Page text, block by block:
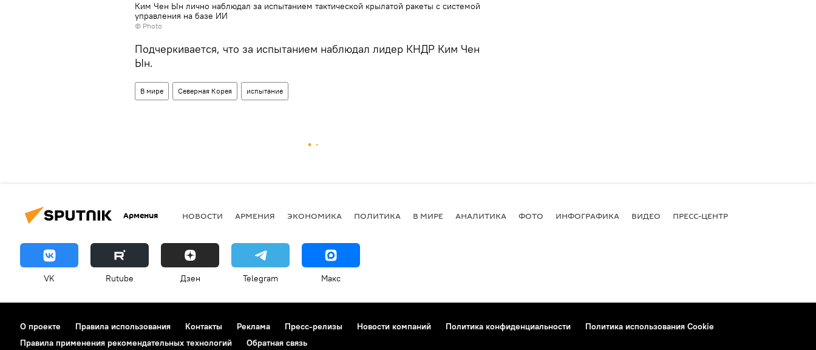
Ким Чен Ын лично наблюдал за испытанием тактической крылатой ракеты с системой
управления на базе ИИ
© Photo
Подчеркивается, что за испытанием наблюдал лидер КНДР Ким Чен
Ын.
В мире Северная Корея испытание
Армения НОВОСТИ АРМЕНИЯ ЭКОНОМИКА ПОЛИТИКА В МИРЕ АНАЛИТИКА ФОТО ИНФОГРАФИКА ВИДЕО ПРЕСС-ЦЕНТР
VK Rutube Дзен Telegram Макс
О проекте Правила использования Контакты Реклама Пресс-релизы Новости компаний Политика конфиденциальности
Политика использования Cookie
Правила применения рекомендательных технологий
Обратная связь